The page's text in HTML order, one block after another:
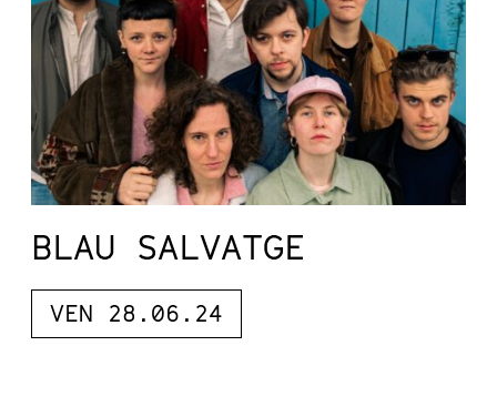
BLAU SALVATGE
VEN 28.06.24